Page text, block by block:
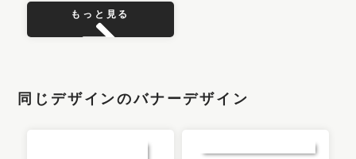
もっと見る
同じデザインのバナーデザイン